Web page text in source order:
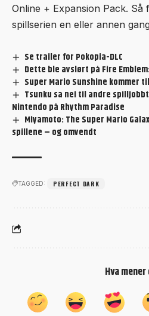
Online + Expansion Pack. Så
spillserien en eller annen
Se trailer for Pokopia-DLC
Dette ble avslørt på Fire
Super Mario Sunshine kommer
Tsunku sa nei til andre
Nintendo på Rhythm Paradise
Miyamoto: The Super Mario
spillene – og omvendt
TAGGED: PERFECT DARK
Hva mener